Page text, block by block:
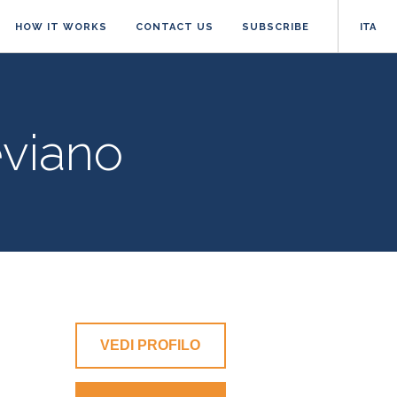
HOW IT WORKS CONTACT US SUBSCRIBE ITA
VEDI PROFILO